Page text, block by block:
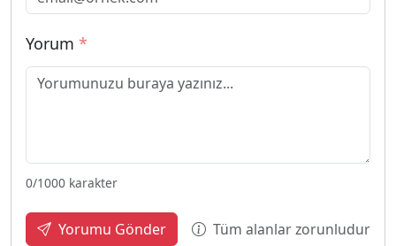
Yorum *
0/1000 karakter
Yorumu Gönder Tüm alanlar zorunludur